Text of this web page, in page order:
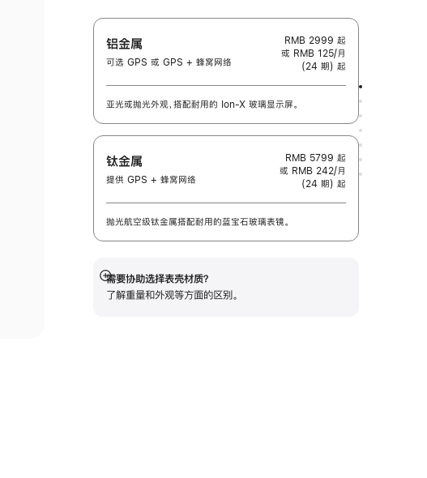
铝金属
可选 GPS 或 GPS + 蜂窝网络
RMB 2999 起
或 RMB 125/月
(24 期) 起
亚光或抛光外观，搭配耐用的 Ion-X 玻璃显示屏。
钛金属
提供 GPS + 蜂窝网络
RMB 5799 起
或 RMB 242/月
(24 期) 起
抛光航空级钛金属搭配耐用的蓝宝石玻璃表镜。
需要协助选择表壳材质？
了解重量和外观等方面的区别。
展
开